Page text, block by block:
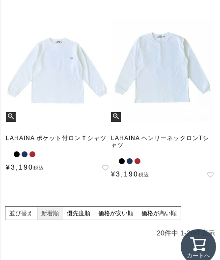
LAHAINA ポケット付ロンＴシャツ
¥3,190税込
LAHAINA ヘンリーネックロンTシ
ャツ
¥3,190税込
並び替え 新着順 優先度順 価格が安い順 価格が高い順
20件中 1-20 件表示
カートへ